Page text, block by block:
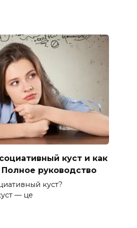
куст и как
Полное руководство
куст?
— це